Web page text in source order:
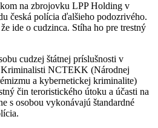
na zbrojovku LPP Holding v
česká polícia ďalšieho podozrivého.
ide o cudzinca. Stíha ho pre trestný
cudzej štátnej príslušnosti v
Kriminalisti NCTEKK (Národnej
a kybernetickej kriminalite)
čin teroristického útoku a účasti na
s osobou vykonávajú štandardné